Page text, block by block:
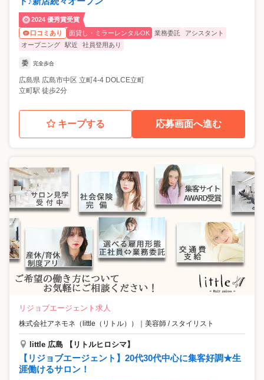
2024 優秀賞受賞
口コミあり
面貸し・ミラーレンタルOK 業務委託
アシスタント
オープニング
駅近 社員登用あり
委 完全歩合
広島県 広島市中区 立町4-4 DOLCE立町
立町駅 徒歩2分
キープする 応募画面へ進む
リジョブエージェント求人
株式会社アネモネ（little（リトル）） ｜ 美容師 / スタイリスト
little 広島 【リトルヒロシマ】
【リジョブエージェント】20代30代中心に集客好調★生
涯働けるサロン！